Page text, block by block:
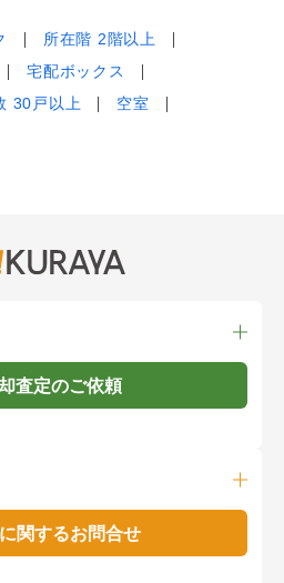
所在階 2階以上
宅配ボックス
30戸以上
空室
査定のご依頼
関するお問合せ